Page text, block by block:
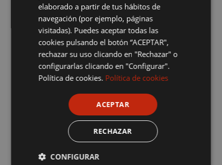
Detección profesional
Ondas a través de sondas sonoras
(Audiotermes)
Tratamientos especializados
Utilizan estaciones-cebo con inhibidores de
crecimiento (IGR) como hexaflumurón,
síntesis de quitina del exoesqueleto de las
termitas, impidiendo su muda y reproducción
para eliminar la colonia completa de forma
ecológica y efectiva.
elaborado a partir de tus hábitos de
navegación (por ejemplo, páginas
visitadas). Puedes aceptar todas las
cookies pulsando el botón “ACEPTAR",
rechazar su uso clicando en "Rechazar" o
configurarlas clicando en "Configurar".
Política de cookies. Política de cookies
ACEPTAR
RECHAZAR
CONFIGURAR